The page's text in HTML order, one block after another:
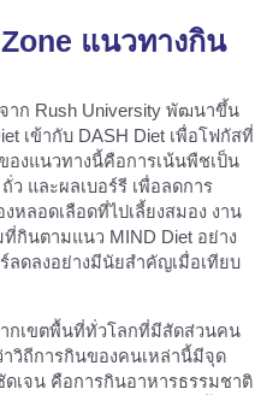
แนวทางกิน
าก Rush University พัฒนาขึ้น
เข้ากับ DASH Diet เพื่อโฟกัสที่
องแนวทางนี้คือการเน้นพืชเป็น
และผลเบอร์รี เพื่อลดการ
หลอดเลือดที่ไปเลี้ยงสมอง งาน
กินตามแนว MIND Diet อย่าง
ลดลงอย่างมีนัยสำคัญเมื่อเทียบ
กเขตพื้นที่ทั่วโลกที่มีสัดส่วนคน
วิถีการกินของคนเหล่านี้มีจุด
เจน คือการกินอาหารธรรมชาติ